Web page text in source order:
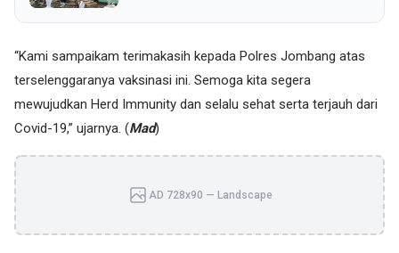
“Kami sampaikam terimakasih kepada Polres Jombang atas
terselenggaranya vaksinasi ini. Semoga kita segera
mewujudkan Herd Immunity dan selalu sehat serta terjauh dari
Covid-19,” ujarnya. (Mad)
AD 728x90 — Landscape